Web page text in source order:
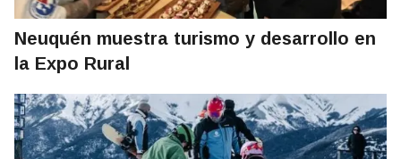
Neuquén muestra turismo y desarrollo en
la Expo Rural